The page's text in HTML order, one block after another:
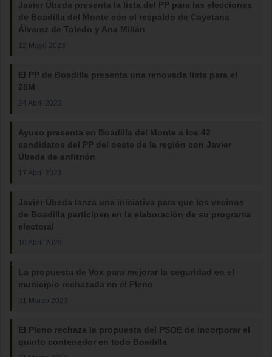
Javier Úbeda presenta la lista del PP para las elecciones
de Boadilla del Monte con el respaldo de Cayetana
Álvarez de Toledo y Ana Millán
12 Mayo 2023
El PP de Boadilla presenta una renovada lista para el
28M
24 Abril 2023
Ayuso presenta en Boadilla del Monte a los 42
candidatos del PP del oeste de la región con Javier
Úbeda de anfitrión
17 Abril 2023
Javier Úbeda lanza una iniciativa para que los vecinos
de Boadilla participen en la elaboración de su programa
electoral
10 Abril 2023
La propuesta de Vox para mejorar la seguridad en el
municipio rechazada en el Pleno
31 Marzo 2023
El Pleno rechaza la propuesta del PSOE de incorporar el
quinto contenedor en todo Boadilla